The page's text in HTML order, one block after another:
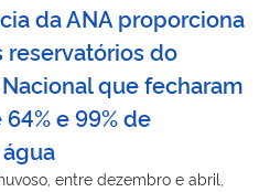
da ANA proporciona
do
que fecharam
e 99% de
entre dezembro e abril,